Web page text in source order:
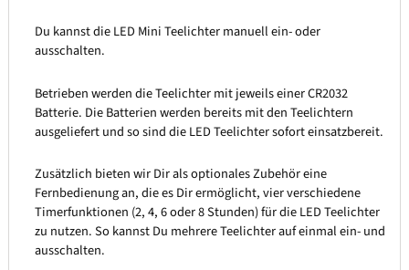
Du kannst die LED Mini Teelichter manuell ein- oder
ausschalten.
Betrieben werden die Teelichter mit jeweils einer CR2032
Batterie. Die Batterien werden bereits mit den Teelichtern
ausgeliefert und so sind die LED Teelichter sofort einsatzbereit.
Zusätzlich bieten wir Dir als optionales Zubehör eine
Fernbedienung an, die es Dir ermöglicht, vier verschiedene
Timerfunktionen (2, 4, 6 oder 8 Stunden) für die LED Teelichter
zu nutzen. So kannst Du mehrere Teelichter auf einmal ein- und
ausschalten.